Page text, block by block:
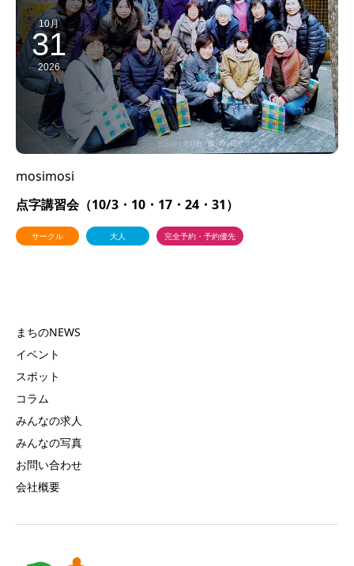
10月
31
2026
mosimosi
点字講習会（10/3・10・17・24・31）
サークル 大人 完全予約・予約優先
まちのNEWS
イベント
スポット
コラム
みんなの求人
みんなの写真
お問い合わせ
会社概要